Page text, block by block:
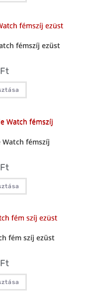
fémszíj ezüst
Ft
fémszíj
Ft
fém szíj ezüst
Ft